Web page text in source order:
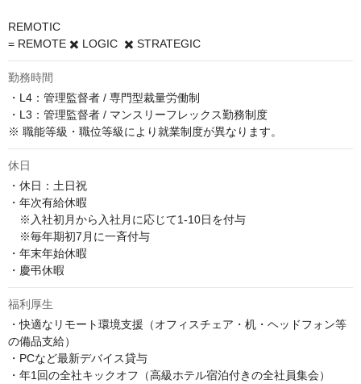
REMOTIC
= REMOTE ✖️ LOGIC  ✖️ STRATEGIC
勤務時間
・L4：管理監督者 / 専門型裁量労働制
・L3：管理監督者 / マンスリーフレックス勤務制度
※ 職能等級・職位等級により就業制度が異なります。
休日
・休日：土日祝
・年次有給休暇
※入社初月から入社月に応じて1-10日を付与
※毎年期初7月に一斉付与
・年末年始休暇
・慶弔休暇
福利厚生
・快適なリモート環境支援（オフィスチェア・机・ヘッドフォン等
の備品支給）
・PCなど最新デバイス貸与
・年1回の全社キックオフ（高級ホテル宿泊付きの全社員集会）